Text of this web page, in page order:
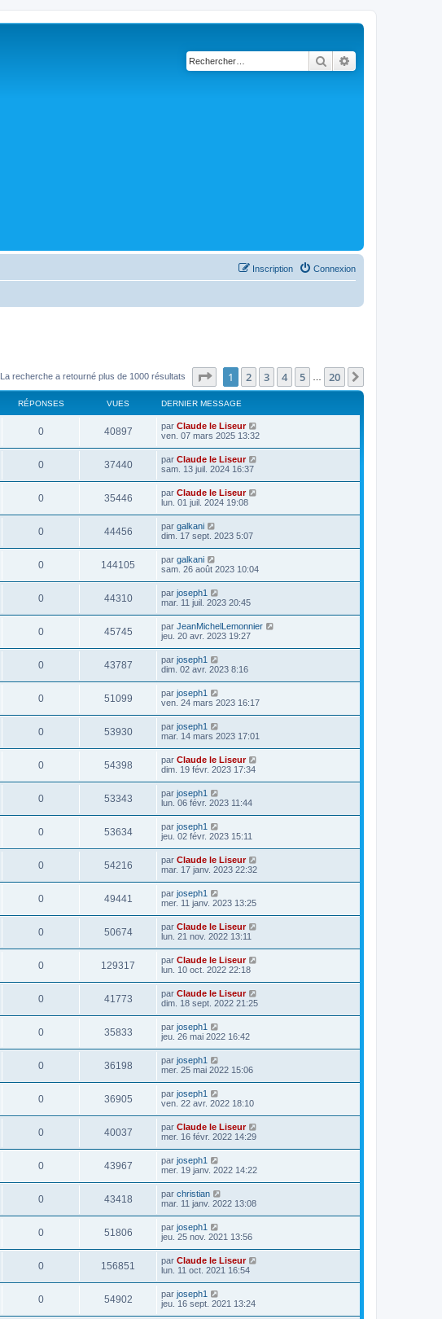
Rechercher
Connexion
Inscription
La recherche a retourné plus de 1000 résultats Page sur20
1 2 3 4 5 20
RÉPONSES VUES DERNIER MESSAGE
0 40897 par Claude le Liseur
ven. 07 mars 2025 13:32
0 37440 par Claude le Liseur
sam. 13 juil. 2024 16:37
0 35446 par Claude le Liseur
lun. 01 juil. 2024 19:08
0 44456 par galkani
dim. 17 sept. 2023 5:07
0 144105 par galkani
sam. 26 août 2023 10:04
0 44310 par joseph1
mar. 11 juil. 2023 20:45
0 45745 par JeanMichelLemonnier
jeu. 20 avr. 2023 19:27
0 43787 par joseph1
dim. 02 avr. 2023 8:16
0 51099 par joseph1
ven. 24 mars 2023 16:17
0 53930 par joseph1
mar. 14 mars 2023 17:01
0 54398 par Claude le Liseur
dim. 19 févr. 2023 17:34
0 53343 par joseph1
lun. 06 févr. 2023 11:44
0 53634 par joseph1
jeu. 02 févr. 2023 15:11
0 54216 par Claude le Liseur
mar. 17 janv. 2023 22:32
0 49441 par joseph1
mer. 11 janv. 2023 13:25
0 50674 par Claude le Liseur
lun. 21 nov. 2022 13:11
0 129317 par Claude le Liseur
lun. 10 oct. 2022 22:18
0 41773 par Claude le Liseur
dim. 18 sept. 2022 21:25
0 35833 par joseph1
jeu. 26 mai 2022 16:42
0 36198 par joseph1
mer. 25 mai 2022 15:06
0 36905 par joseph1
ven. 22 avr. 2022 18:10
0 40037 par Claude le Liseur
mer. 16 févr. 2022 14:29
0 43967 par joseph1
mer. 19 janv. 2022 14:22
0 43418 par christian
mar. 11 janv. 2022 13:08
0 51806 par joseph1
jeu. 25 nov. 2021 13:56
0 156851 par Claude le Liseur
lun. 11 oct. 2021 16:54
0 54902 par joseph1
jeu. 16 sept. 2021 13:24